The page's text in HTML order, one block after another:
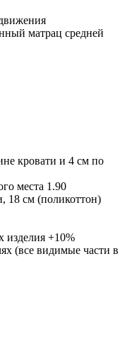
матрац средней
кровати и 4 см по
места 1.90
18 см (поликоттон)
+10%
(все видимые части в